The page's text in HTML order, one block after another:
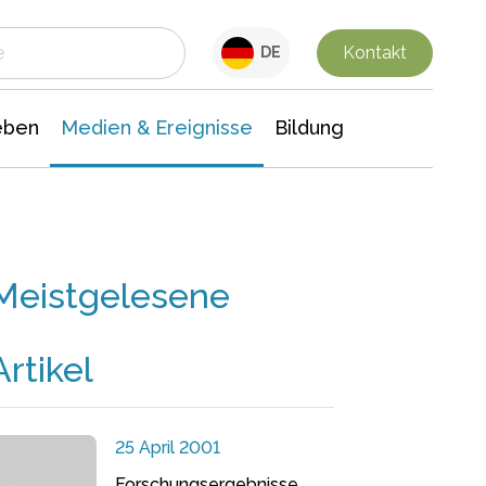
DE Kontakt
Medien & Ereignisse Bildung
25 April 2001